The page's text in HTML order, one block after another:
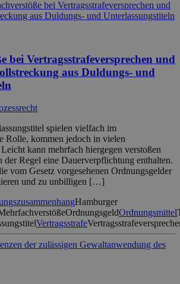
bei Vertragsstrafeversprechen und
aus Duldungs- und
spielen vielfach im
Rolle, kommen jedoch in vielen
kann mehrfach hiergegen verstoßen
der Regel eine Dauerverpflichtung enthalten.
vom Gesetz vorgesehenen Ordnungsgelder
und zu unbilligen […]
Hamburger
OrdnungsgeldOrdnungsmittel
Vertragsstrafe